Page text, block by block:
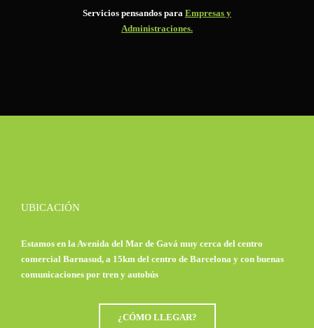
Servicios pensandos para Empresas y
Administraciones.
UBICACIÓN
Estamos en la Avenida del Mar de Gavá muy cerca del centro
comercial Barnasud, a 15km del centro de Barcelona y con buenas
comunicaciones por tren y autobús
¿CÓMO LLEGAR?